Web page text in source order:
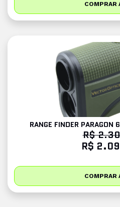
COMPRAR
RANGE FINDER PARAGON
R$
R$
COMPRAR